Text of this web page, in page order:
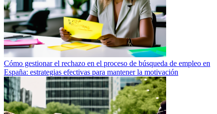
Cómo gestionar el rechazo en el proceso de búsqueda de empleo en
España: estrategias efectivas para mantener la motivación